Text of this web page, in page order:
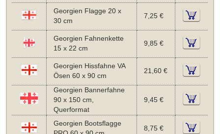
Georgien Flagge 20 x
30 cm
7,25 €
Georgien Fahnenkette
15 x 22 cm
9,85 €
Georgien Hissfahne VA
Ösen 60 x 90 cm
21,60 €
Georgien Bannerfahne
90 x 150 cm,
Querformat
9,45 €
Georgien Bootsflagge
8,75 €